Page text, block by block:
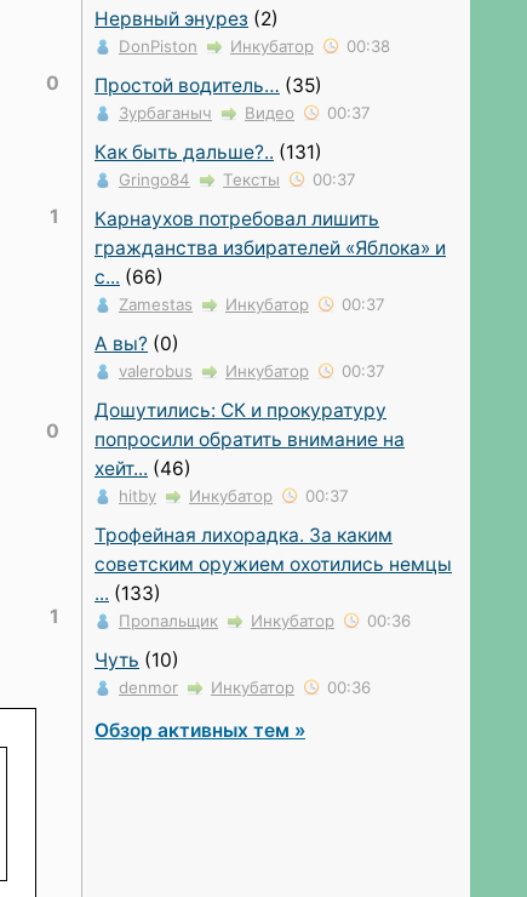
0
1
0
1
Нервный энурез (2)
DonPiston Инкубатор 00:38
Простой водитель… (35)
Зурбаганыч Видео 00:37
Как быть дальше?.. (131)
Gringo84 Тексты 00:37
Карнаухов потребовал лишить
гражданства избирателей «Яблока» и
с... (66)
Zamestas Инкубатор 00:37
А вы? (0)
valerobus Инкубатор 00:37
Дошутились: СК и прокуратуру
попросили обратить внимание на
хейт... (46)
hitby Инкубатор 00:37
Трофейная лихорадка. За каким
советским оружием охотились немцы
... (133)
Пропальщик Инкубатор 00:36
Чуть (10)
denmor Инкубатор 00:36
Обзор активных тем »